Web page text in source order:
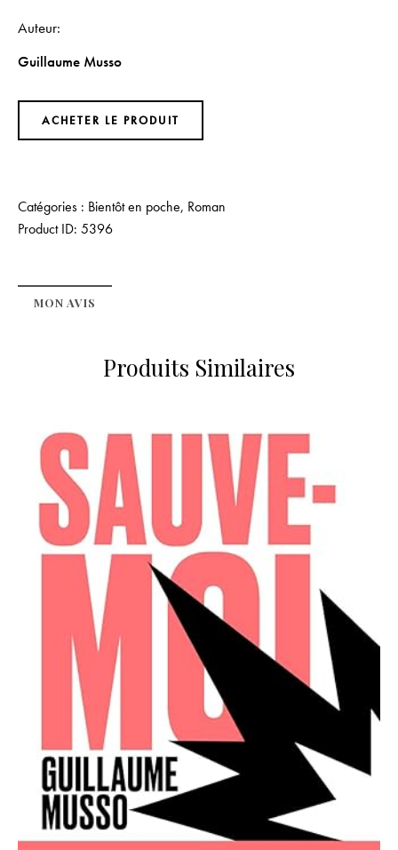
Auteur
Guillaume Musso
ACHETER LE PRODUIT
Catégories : Bientôt en poche, Roman
Product ID: 5396
MON AVIS
Produits Similaires